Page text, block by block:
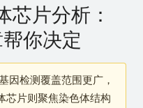
芯片分析：
你决定
因检测覆盖范围更广，
芯片则聚焦染色体结构